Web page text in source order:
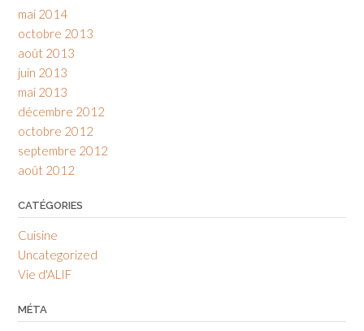
mai 2014
octobre 2013
août 2013
juin 2013
mai 2013
décembre 2012
octobre 2012
septembre 2012
août 2012
CATÉGORIES
Cuisine
Uncategorized
Vie d'ALIF
MÉTA